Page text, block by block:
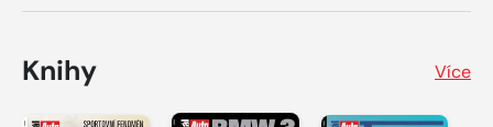
Knihy Více